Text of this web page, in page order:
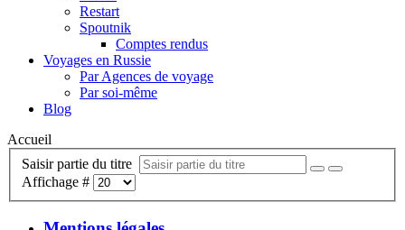
Restart
Spoutnik
Comptes rendus
Voyages en Russie
Par Agences de voyage
Par soi-même
Blog
Accueil
Saisir partie du titre
Affichage #